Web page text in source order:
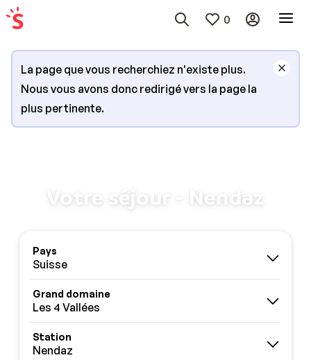
0
La page que vous recherchiez n'existe plus.
Nous vous avons donc redirigé vers la page la
plus pertinente.
Votre séjour - Nendaz
Pays
Suisse
Grand domaine
Les 4 Vallées
Station
Nendaz